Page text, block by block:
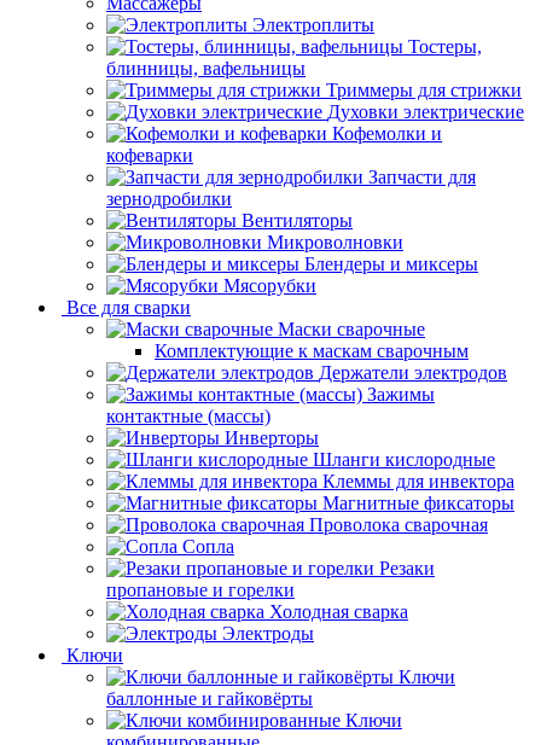
Электроплиты
Тостеры,
блинницы, вафельницы
Триммеры для стрижки
Духовки электрические
Кофемолки и
кофеварки
Запчасти для
зернодробилки
Вентиляторы
Микроволновки
Блендеры и миксеры
Мясорубки
Все для сварки
Маски сварочные
Комплектующие к маскам сварочным
Держатели электродов
Зажимы
контактные (массы)
Инверторы
Шланги кислородные
Клеммы для инвектора
Магнитные фиксаторы
Проволока сварочная
Сопла
Резаки
пропановые и горелки
Холодная сварка
Электроды
Ключи
Ключи
баллонные и гайковёрты
Ключи